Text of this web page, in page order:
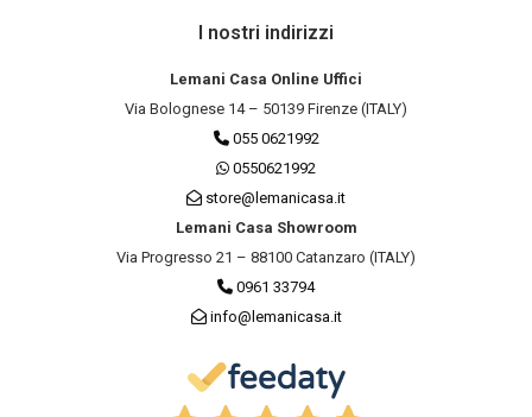
I nostri indirizzi
Lemani Casa Online Uffici
Via Bolognese 14 – 50139 Firenze (ITALY)
055 0621992
0550621992
store@lemanicasa.it
Lemani Casa Showroom
Via Progresso 21 – 88100 Catanzaro (ITALY)
0961 33794
info@lemanicasa.it